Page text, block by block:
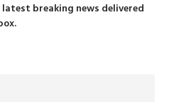
latest breaking news delivered